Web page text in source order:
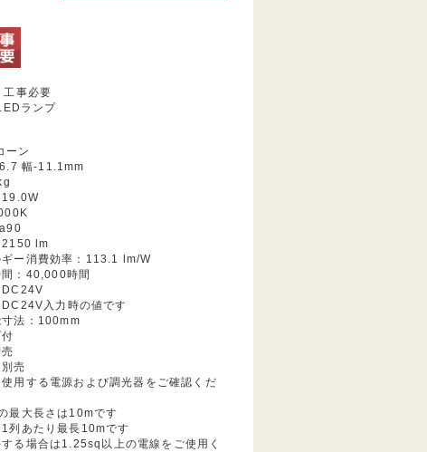
事必要
ランプ
ーン
幅-11.1mm
19.0W
2150 lm
ギー消費効率：113.1 lm/W
：40,000時間
DC24V
入力時の値です
法：100mm
売
用する電源および調光器をご確認くだ
最大長さは10mです
列あたり最長10mです
る場合は1.25sq以上の電線をご使用く